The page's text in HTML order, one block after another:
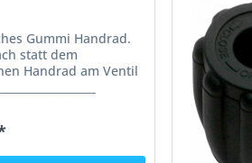
Gummi Handrad.
statt dem
Handrad am Ventil
Oelkinghauser Str.
Ennepetal Germany...